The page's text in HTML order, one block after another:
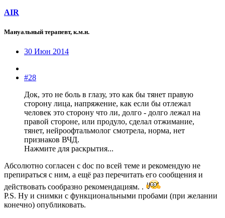
AIR
Мануальный терапевт, к.м.н.
30 Июн 2014
#28
Док, это не боль в глазу, это как бы тянет правую
сторону лица, напряжение, как если бы отлежал
человек это сторону что ли, долго - долго лежал на
правой стороне, или продуло, сделал отжимание,
тянет, нейроофтальмолог смотрела, норма, нет
признаков ВЧД.
Нажмите для раскрытия...
Абсолютно согласен с doc по всей теме и рекомендую не
препираться с ним, а ещё раз перечитать его сообщения и
действовать сообразно рекомендациям. .
P.S. Ну и снимки с функциональными пробами (при желании
конечно) опубликовать.